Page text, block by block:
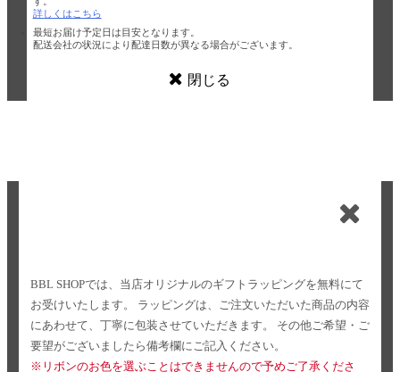
詳しくはこちら
最短お届け予定日は目安となります。
配送会社の状況により配達日数が異なる場合がございます。
閉じる
BBL SHOPでは、当店オリジナルのギフトラッピングを無料にて
お受けいたします。
ラッピングは、ご注文いただいた商品の内容
にあわせて、丁寧に包装させていただきます。
その他ご希望・ご
要望がございましたら備考欄にご記入ください。
※リボンのお色を選ぶことはできませんので予めご了承くださ